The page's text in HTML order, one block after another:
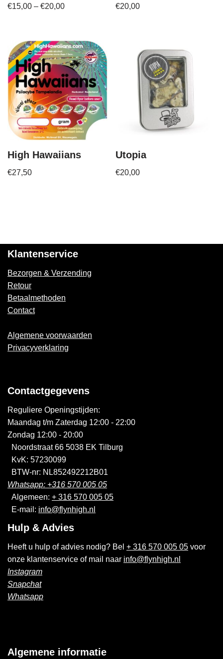
€15,00 – €20,00 €20,00
High Hawaiians
€27,50
Utopia
€20,00
Klantenservice
Bezorgen & Verzending
Retour
Betaalmethoden
Contact
Algemene voorwaarden
Privacyverklaring
Contactgegevens
Reguliere Openingstijden:
Maandag t/m Zaterdag 12:00 - 22:00
Zondag 12:00 - 20:00
Noordstraat 66 5038 EK Tilburg
KvK: 57230099
BTW-nr: NL852492212B01
Whatsapp: +316 570 005 05
Algemeen: + 316 570 005 05
E-mail: info@flynhigh.nl
Hulp & Advies
Heeft u hulp of advies nodig? Bel + 316 570 005 05 voor
onze klantenservice of mail naar info@flynhigh.nl
Instagram
Snapchat
Whatsapp
Algemene informatie